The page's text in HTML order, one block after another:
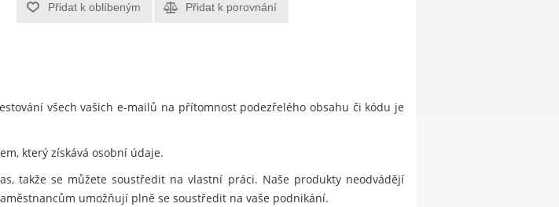
Přidat k oblíbeným Přidat k porovnání
všech vašich e-mailů na přítomnost podezřelého obsahu či kódu je
který získává osobní údaje.
takže se můžete soustředit na vlastní práci. Naše produkty neodvádějí
umožňují plně se soustředit na vaše podnikání.